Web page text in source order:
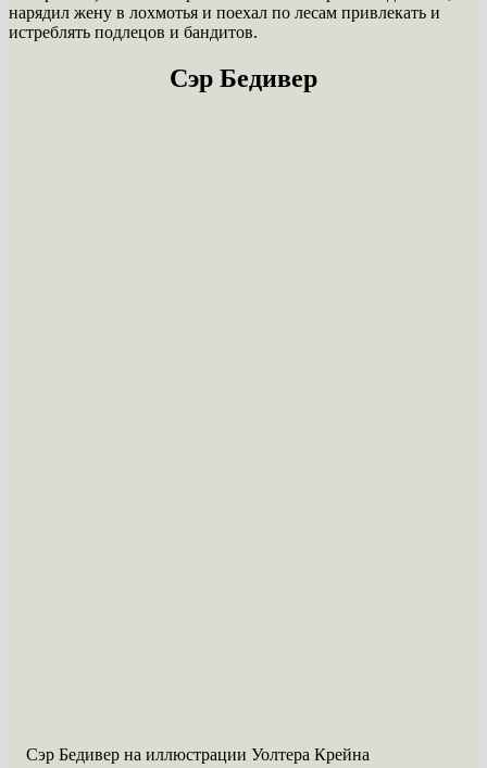
нарядил жену в лохмотья и поехал по лесам привлекать и
истреблять подлецов и бандитов.
Сэр Бедивер
Сэр Бедивер на иллюстрации Уолтера Крейна